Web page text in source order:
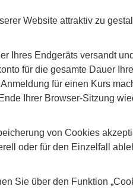
Website attraktiv zu
Ihres Endgeräts versandt
für die gesamte Dauer
für einen Kurs
Ihrer Browser-Sitzung
von Cookies
oder für den Einzelfall
Sie über den Funktion